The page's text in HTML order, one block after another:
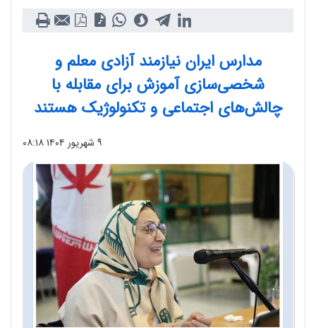
مدارس ایران نیازمند آزادی معلم و
شخصی‌سازی آموزش برای مقابله با
چالش‌های اجتماعی و تکنولوژیک هستند
۹ شهریور ۱۴۰۴ ۰۸:۱۸